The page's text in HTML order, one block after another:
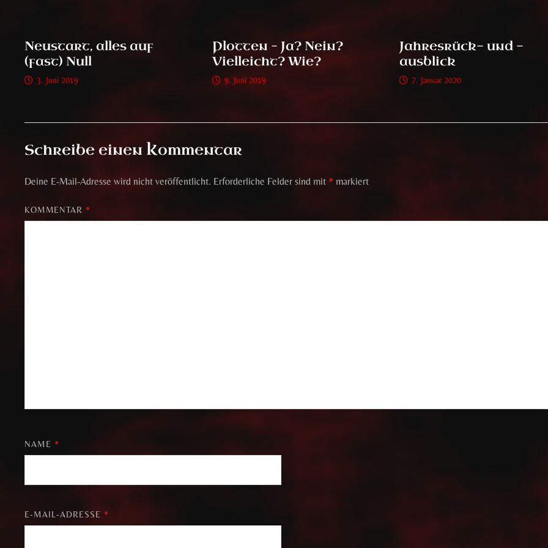
Neustart, alles auf
(fast) Null
3. Juni 2019
Plotten – Ja? Nein?
Vielleicht? Wie?
9. Juni 2019
Jahresrück- und -
ausblick
7. Januar 2020
Schreibe einen Kommentar
Deine E-Mail-Adresse wird nicht veröffentlicht. Erforderliche Felder sind mit * markiert
KOMMENTAR *
NAME *
E-MAIL-ADRESSE *